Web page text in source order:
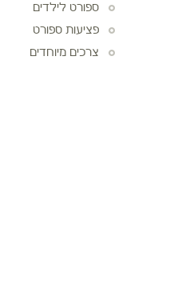
ספורט לילדים
פציעות ספורט
צרכים מיוחדים